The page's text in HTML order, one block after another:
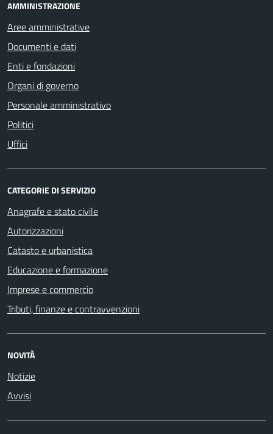
AMMINISTRAZIONE
Aree amministrative
Documenti e dati
Enti e fondazioni
Organi di governo
Personale amministrativo
Politici
Uffici
CATEGORIE DI SERVIZIO
Anagrafe e stato civile
Autorizzazioni
Catasto e urbanistica
Educazione e formazione
Imprese e commercio
Tributi, finanze e contravvenzioni
NOVITÀ
Notizie
Avvisi